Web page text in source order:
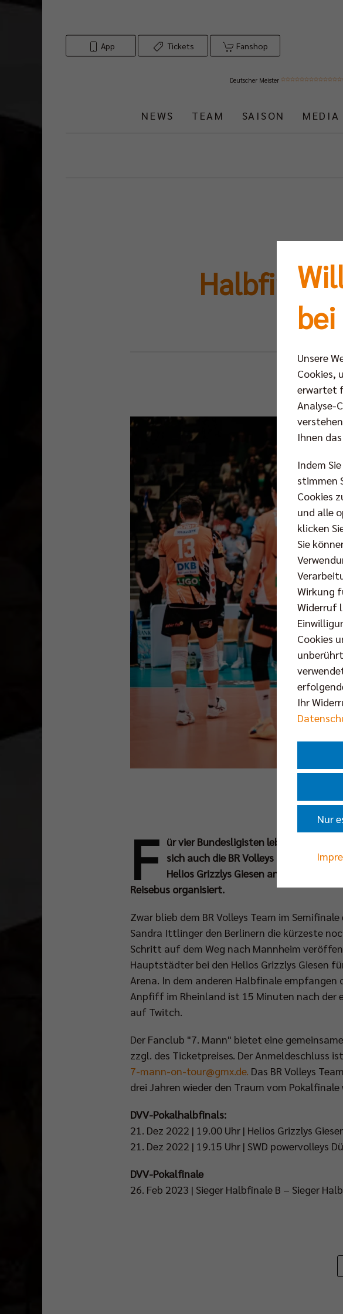
App Tickets Fanshop
Deutscher Meister
NEWS TEAM SAISON MEDIA
Halbfinale
F ür vier Bundesligisten lebt der Traum
sich auch die BR Volleys und treten
Helios Grizzlys Giesen an. Für das
Reisebus organisiert.
Zwar blieb dem BR Volleys Team im
Sandra Ittlinger den Berlinern die kürzeste
Schritt auf dem Weg nach Mannheim
Hauptstädter bei den Helios Grizzlys Giesen
Arena. In dem anderen Halbfinale empfangen
Anpfiff im Rheinland ist 15 Minuten nach der
auf Twitch.
Der Fanclub "7. Mann" bietet eine
zzgl. des Ticketpreises. Der Anmeldeschluss
7-mann-on-tour@gmx.de. Das BR Volleys
drei Jahren wieder den Traum vom
DVV-Pokalhalbfinals:
21. Dez 2022 | 19.00 Uhr | Helios Grizzlys
21. Dez 2022 | 19.15 Uhr | SWD powervolleys
DVV-Pokalfinale
26. Feb 2023 | Sieger Halbfinale B – Sieger
bei
Unsere
Cookies,
erwartet
Analyse-
Ihnen
Indem
stimmen
Cookies
und alle
klicken
Sie
Wirkung
Widerruf
Cookies
Ihr
Nur